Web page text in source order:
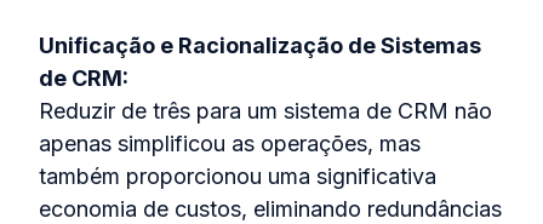
Unificação e Racionalização de Sistemas
de CRM:
Reduzir de três para um sistema de CRM não
apenas simplificou as operações, mas
também proporcionou uma significativa
economia de custos, eliminando redundâncias